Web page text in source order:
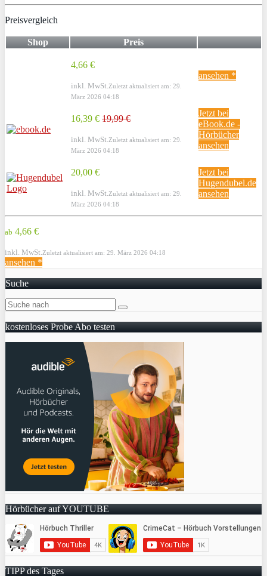
Preisvergleich
Shop Preis
4,66 €
inkl. MwSt. Zuletzt aktualisiert am: 29.
März 2026 04:18
ansehen *
16,39 € 19,99 €
inkl. MwSt. Zuletzt aktualisiert am: 29.
März 2026 04:18
Jetzt bei
eBook.de -
Hörbücher
ansehen
20,00 €
inkl. MwSt. Zuletzt aktualisiert am: 29.
März 2026 04:18
Jetzt bei
Hugendubel.de
ansehen
ab 4,66 €
inkl. MwSt. Zuletzt aktualisiert am: 29. März 2026 04:18
ansehen *
Suche
kostenloses Probe Abo testen
Hörbücher auf YOUTUBE
TIPP des Tages